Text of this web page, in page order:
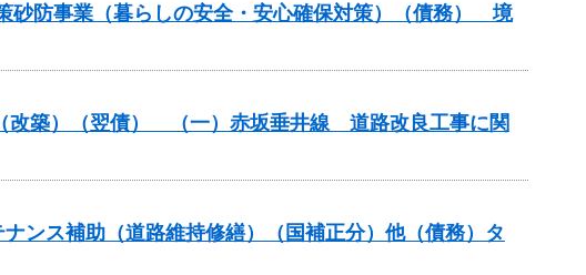
砂防事業（暮らしの安全・安心確保対策）（債務） 境
改築）（翌債） （一）赤坂垂井線 道路改良工事に関
ンス補助（道路維持修繕）（国補正分）他（債務）タ